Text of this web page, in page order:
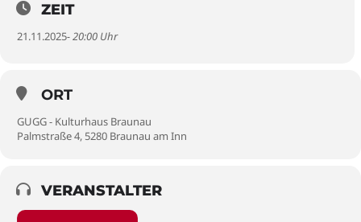
ZEIT
21.11.2025- 20:00 Uhr
ORT
GUGG - Kulturhaus Braunau
Palmstraße 4, 5280 Braunau am Inn
VERANSTALTER